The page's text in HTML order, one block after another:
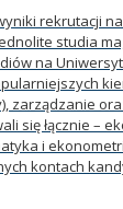
rekrutacji
studia
na
zarządzanie
się łącznie –
i
kontach